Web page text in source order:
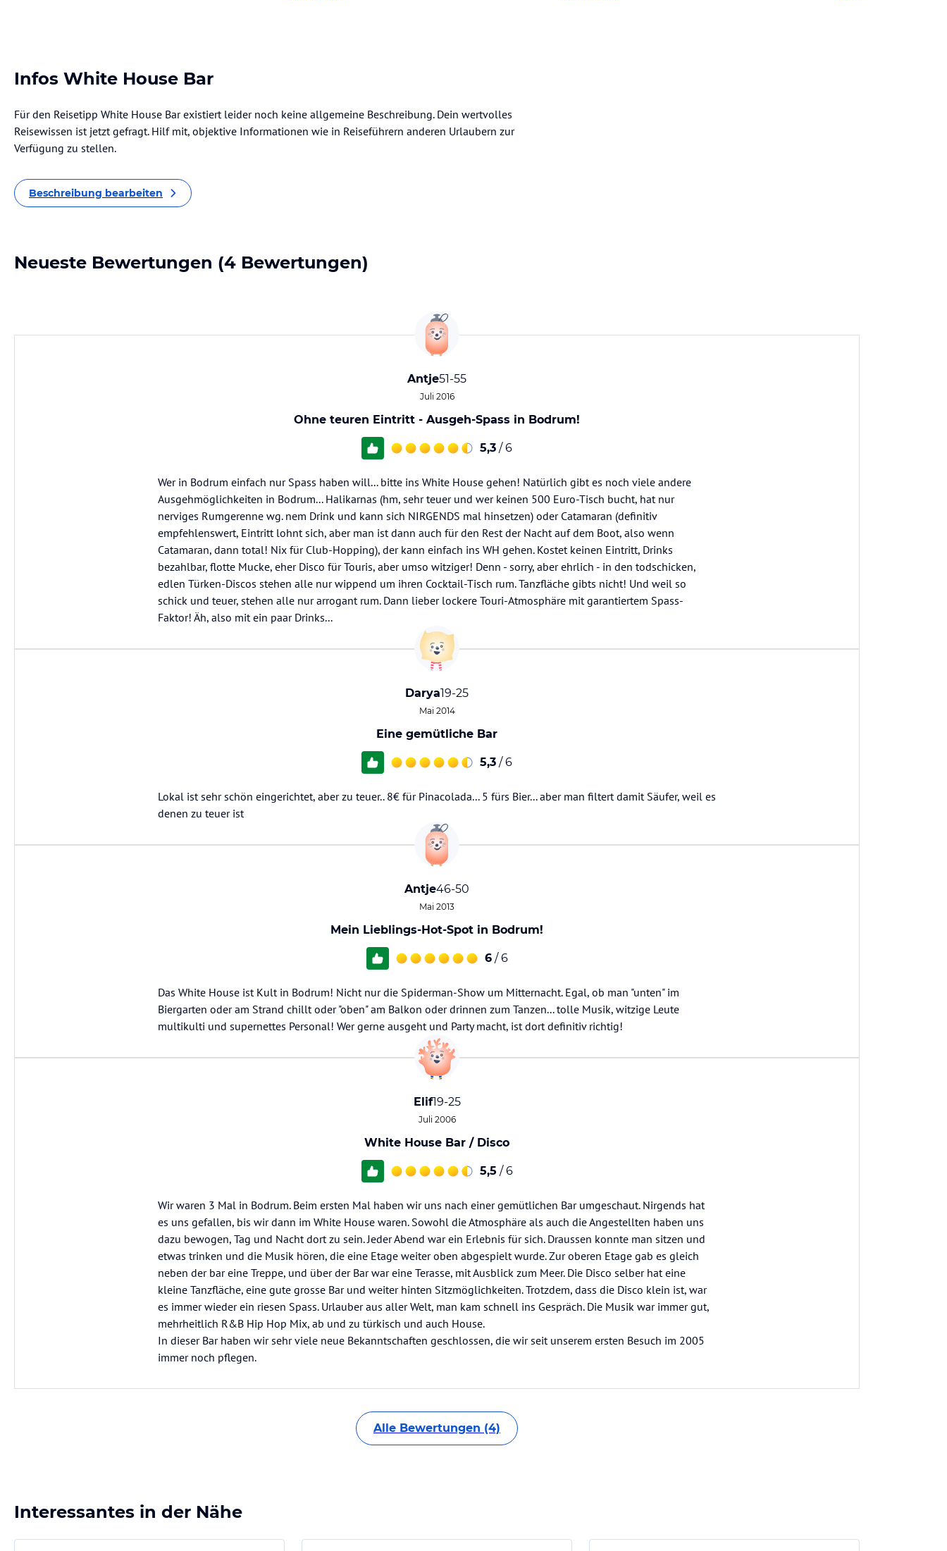
Infos White House Bar
Für den Reisetipp White House Bar existiert leider noch keine allgemeine Beschreibung. Dein wertvolles
Reisewissen ist jetzt gefragt. Hilf mit, objektive Informationen wie in Reiseführern anderen Urlaubern zur
Verfügung zu stellen.
Beschreibung bearbeiten
Neueste Bewertungen (4 Bewertungen)
Antje51-55
Juli 2016
Ohne teuren Eintritt - Ausgeh-Spass in Bodrum!
5,3 / 6
Wer in Bodrum einfach nur Spass haben will... bitte ins White House gehen! Natürlich gibt es noch viele andere
Ausgehmöglichkeiten in Bodrum... Halikarnas (hm, sehr teuer und wer keinen 500 Euro-Tisch bucht, hat nur
nerviges Rumgerenne wg. nem Drink und kann sich NIRGENDS mal hinsetzen) oder Catamaran (definitiv
empfehlenswert, Eintritt lohnt sich, aber man ist dann auch für den Rest der Nacht auf dem Boot, also wenn
Catamaran, dann total! Nix für Club-Hopping), der kann einfach ins WH gehen. Kostet keinen Eintritt, Drinks
bezahlbar, flotte Mucke, eher Disco für Touris, aber umso witziger! Denn - sorry, aber ehrlich - in den todschicken,
edlen Türken-Discos stehen alle nur wippend um ihren Cocktail-Tisch rum. Tanzfläche gibts nicht! Und weil so
schick und teuer, stehen alle nur arrogant rum. Dann lieber lockere Touri-Atmosphäre mit garantiertem Spass-
Faktor! Äh, also mit ein paar Drinks...
Darya19-25
Mai 2014
Eine gemütliche Bar
5,3 / 6
Lokal ist sehr schön eingerichtet, aber zu teuer.. 8€ für Pinacolada... 5 fürs Bier... aber man filtert damit Säufer, weil es
denen zu teuer ist
Antje46-50
Mai 2013
Mein Lieblings-Hot-Spot in Bodrum!
6 / 6
Das White House ist Kult in Bodrum! Nicht nur die Spiderman-Show um Mitternacht. Egal, ob man "unten" im
Biergarten oder am Strand chillt oder "oben" am Balkon oder drinnen zum Tanzen... tolle Musik, witzige Leute
multikulti und supernettes Personal! Wer gerne ausgeht und Party macht, ist dort definitiv richtig!
Elif19-25
Juli 2006
White House Bar / Disco
5,5 / 6
Wir waren 3 Mal in Bodrum. Beim ersten Mal haben wir uns nach einer gemütlichen Bar umgeschaut. Nirgends hat
es uns gefallen, bis wir dann im White House waren. Sowohl die Atmosphäre als auch die Angestellten haben uns
dazu bewogen, Tag und Nacht dort zu sein. Jeder Abend war ein Erlebnis für sich. Draussen konnte man sitzen und
etwas trinken und die Musik hören, die eine Etage weiter oben abgespielt wurde. Zur oberen Etage gab es gleich
neben der bar eine Treppe, und über der Bar war eine Terasse, mit Ausblick zum Meer. Die Disco selber hat eine
kleine Tanzfläche, eine gute grosse Bar und weiter hinten Sitzmöglichkeiten. Trotzdem, dass die Disco klein ist, war
es immer wieder ein riesen Spass. Urlauber aus aller Welt, man kam schnell ins Gespräch. Die Musik war immer gut,
mehrheitlich R&B Hip Hop Mix, ab und zu türkisch und auch House.
In dieser Bar haben wir sehr viele neue Bekanntschaften geschlossen, die wir seit unserem ersten Besuch im 2005
immer noch pflegen.
Alle Bewertungen (4)
Interessantes in der Nähe